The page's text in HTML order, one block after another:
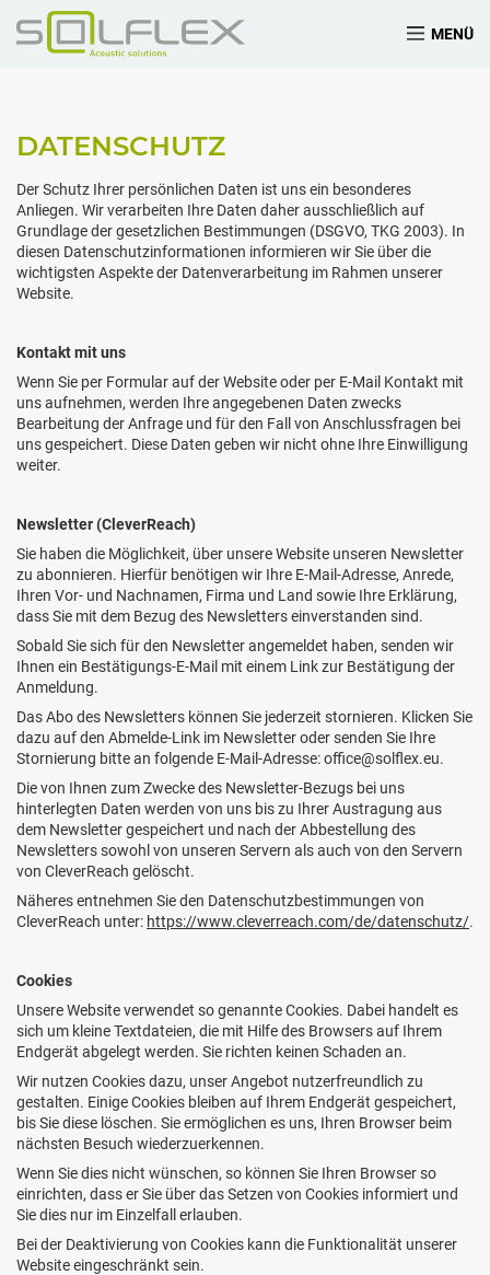
MENÜ
DATENSCHUTZ
Der Schutz Ihrer persönlichen Daten ist uns ein besonderes
Anliegen. Wir verarbeiten Ihre Daten daher ausschließlich auf
Grundlage der gesetzlichen Bestimmungen (DSGVO, TKG 2003). In
diesen Datenschutzinformationen informieren wir Sie über die
wichtigsten Aspekte der Datenverarbeitung im Rahmen unserer
Website.
Kontakt mit uns
Wenn Sie per Formular auf der Website oder per E-Mail Kontakt mit
uns aufnehmen, werden Ihre angegebenen Daten zwecks
Bearbeitung der Anfrage und für den Fall von Anschlussfragen bei
uns gespeichert. Diese Daten geben wir nicht ohne Ihre Einwilligung
weiter.
Newsletter (CleverReach)
Sie haben die Möglichkeit, über unsere Website unseren Newsletter
zu abonnieren. Hierfür benötigen wir Ihre E-Mail-Adresse, Anrede,
Ihren Vor- und Nachnamen, Firma und Land sowie Ihre Erklärung,
dass Sie mit dem Bezug des Newsletters einverstanden sind.
Sobald Sie sich für den Newsletter angemeldet haben, senden wir
Ihnen ein Bestätigungs-E-Mail mit einem Link zur Bestätigung der
Anmeldung.
Das Abo des Newsletters können Sie jederzeit stornieren. Klicken Sie
dazu auf den Abmelde-Link im Newsletter oder senden Sie Ihre
Stornierung bitte an folgende E-Mail-Adresse:office@solflex.eu.
Die von Ihnen zum Zwecke des Newsletter-Bezugs bei uns
hinterlegten Daten werden von uns bis zu Ihrer Austragung aus
dem Newsletter gespeichert und nach der Abbestellung des
Newsletters sowohl von unseren Servern als auch von den Servern
von CleverReach gelöscht.
Näheres entnehmen Sie den Datenschutzbestimmungen von
CleverReach unter: https://www.cleverreach.com/de/datenschutz/.
Cookies
Unsere Website verwendet so genannte Cookies. Dabei handelt es
sich um kleine Textdateien, die mit Hilfe des Browsers auf Ihrem
Endgerät abgelegt werden. Sie richten keinen Schaden an.
Wir nutzen Cookies dazu, unser Angebot nutzerfreundlich zu
gestalten. Einige Cookies bleiben auf Ihrem Endgerät gespeichert,
bis Sie diese löschen. Sie ermöglichen es uns, Ihren Browser beim
nächsten Besuch wiederzuerkennen.
Wenn Sie dies nicht wünschen, so können Sie Ihren Browser so
einrichten, dass er Sie über das Setzen von Cookies informiert und
Sie dies nur im Einzelfall erlauben.
Bei der Deaktivierung von Cookies kann die Funktionalität unserer
Website eingeschränkt sein.